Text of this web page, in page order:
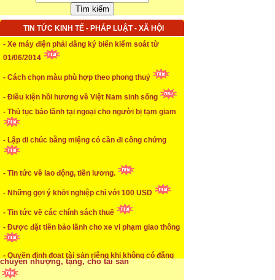
TIN TỨC KINH TẾ - PHÁP LUẬT - XÃ HỘI
- Xe máy điện phải đăng ký biển kiểm soát từ
01/06/2014
- Cách chọn màu phù hợp theo phong thuỷ
- Điều kiện hồi hương về Việt Nam sinh sống
- Thủ tục bảo lãnh tại ngoại cho người bị tạm giam
- Lập di chúc bằng miệng có cần đi công chứng
- Tin tức về lao động, tiền lương.
- Những gợi ý khởi nghiệp chỉ với 100 USD
- Tin tức về các chính sách thuế
- Được đặt tiền bảo lãnh cho xe vi phạm giao thông
- Quyền định đoạt tài sản riêng khi không có đăng
ký kết hôn
* NHẬN SINH VIÊN THỰC TẬP
...xem chi tiết
* ĐÀO TẠO KẾ TOÁN THỰC HÀNH
...xem chi tiết
* TUYỂN DỤNG KẾ TOÁN (thường xuyên)
...xem chi tiết
* Cách chọn màu phù hợp theo phong thuỷ
* Mức phạt khi chậm nộp báo cáo thuế
* Lập di chúc bằng miệng có cần đi công chứng
* Những trường hợp được miễn thuế TNCN khi
chuyển nhượng, tặng, cho tài sản